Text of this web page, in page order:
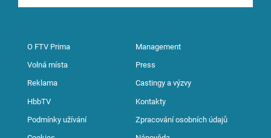
O FTV Prima Management
Volná místa Press
Reklama Castingy a výzvy
HbbTV Kontakty
Podmínky užívání Zpracování osobních údajů